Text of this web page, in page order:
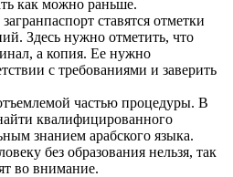
как можно раньше.
ставятся отметки
Здесь нужно отметить, что
а копия. Ее нужно
с требованиями и заверить
частью процедуры. В
квалифицированного
знанием арабского языка.
без образования нельзя, так
во внимание.